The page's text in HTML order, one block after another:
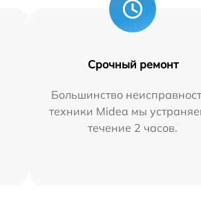
Срочный ремонт
Большинство
техники Midea мы
течение 2 часов.